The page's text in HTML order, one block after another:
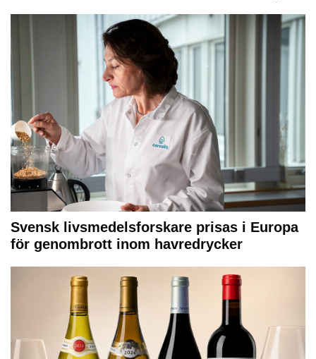
Svensk livsmedelsforskare prisas i Europa
för genombrott inom havredrycker